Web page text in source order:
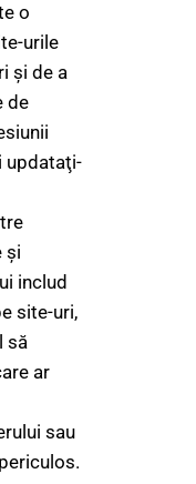
o
urile
şi de a
de
updataţi-
şi
includ
site-uri,
să
ar
sau